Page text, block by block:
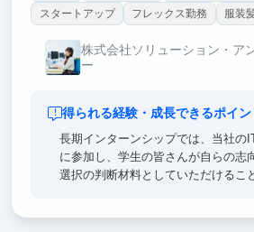
スタートアップ
フレックス勤務 服装
株式会社ソリューション・ア
ー
得られる経験・成長できるポイン
長期インターンシップでは、当社の
に参加し、学生の皆さんが自らの志
選択の判断材料としていただけるこ